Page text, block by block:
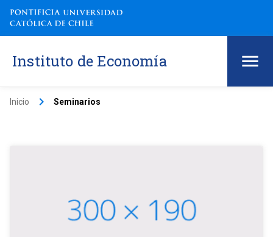
Instituto de Economía
Inicio keyboard_arrow_right Seminarios